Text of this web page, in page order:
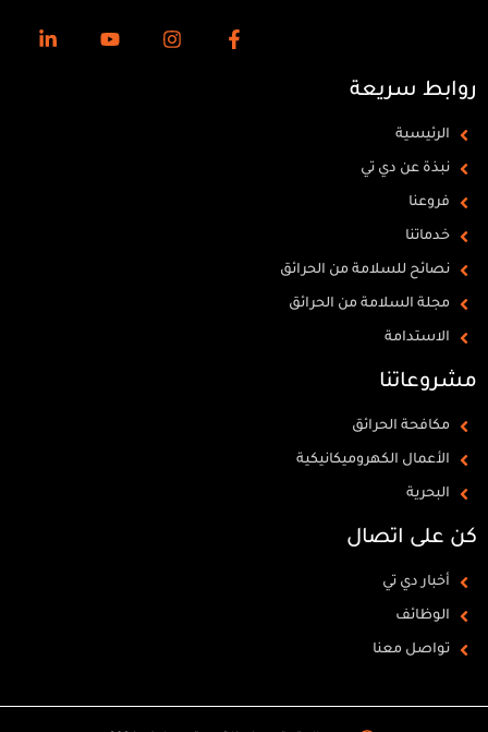
روابط سريعة
الرئيسية
نبذة عن دي تي
فروعنا
خدماتنا
نصائح للسلامة من الحرائق
مجلة السلامة من الحرائق
الاستدامة
مشروعاتنا
مكافحة الحرائق
الأعمال الكهروميكانيكية
البحرية
كن على اتصال
أخبار دي تي
الوظائف
تواصل معنا